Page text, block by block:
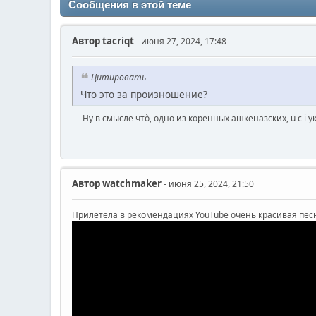
Сообщения в этой теме
Автор‌tacriqt- июня 27, 2024, 17:48
Цитировать
Что это за произношение?
— Ну в смысле что̀, одно из коренных ашкеназских, u с
Авторwatchmaker- июня 25, 2024, 21:50
Прилетела в рекомендациях YouTube очень красивая